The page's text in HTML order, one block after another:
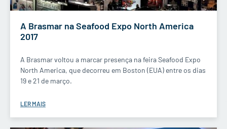
A Brasmar na Seafood Expo North America
2017
A Brasmar voltou a marcar presença na feira Seafood Expo
North America, que decorreu em Boston (EUA) entre os dias
19 e 21 de março.
LER MAIS